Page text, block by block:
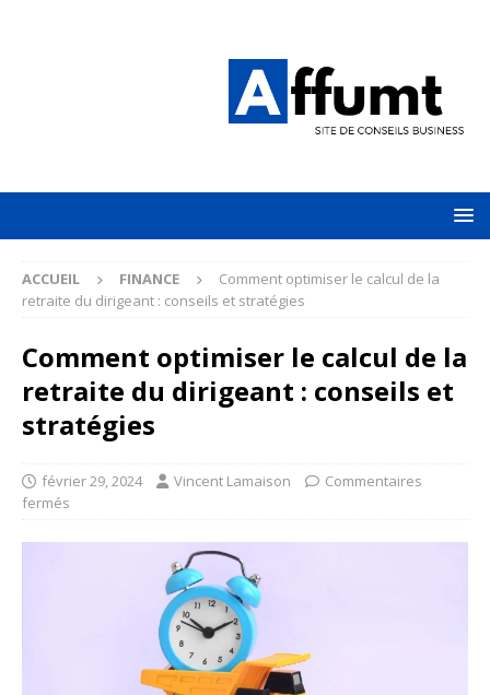
ACCUEIL FINANCE
Comment optimiser le calcul de la
retraite du dirigeant : conseils et stratégies
Comment optimiser le calcul de la
retraite du dirigeant : conseils et
stratégies
février 29, 2024 Vincent Lamaison
Commentaires
fermés